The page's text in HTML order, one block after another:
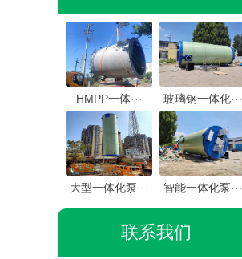
HMPP一体··· 玻璃钢一体化···
大型一体化泵··· 智能一体化泵···
联系我们